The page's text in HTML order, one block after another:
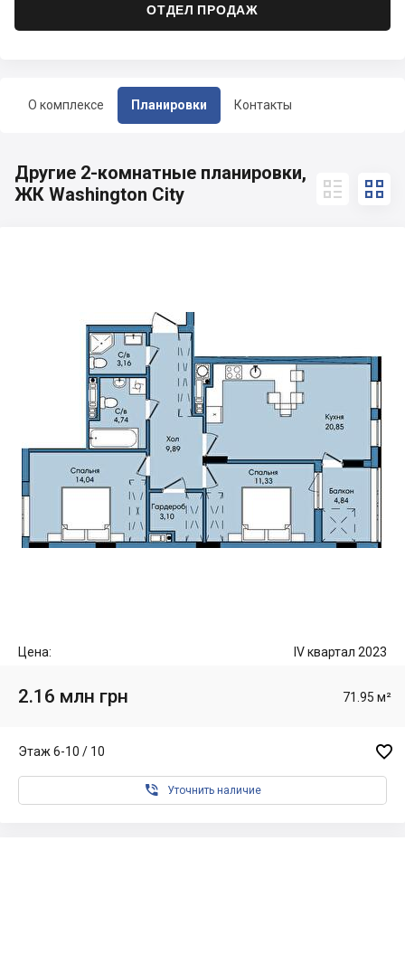
О комплексе Планировки Контакты
ОТДЕЛ ПРОДАЖ
Другие 2-комнатные планировки,
ЖК Washington City
 
Цена: IV квартал 2023
2.16 млн грн 71.95 м²
Этаж 6-10 / 10 
 Уточнить наличие